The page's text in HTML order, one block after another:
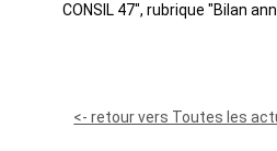
CONSIL 47", rubrique "Bilan
<- retour vers Toutes les